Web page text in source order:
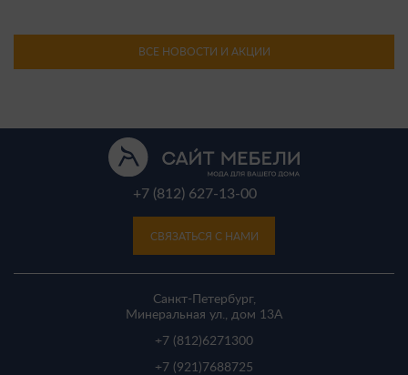
ВСЕ НОВОСТИ И АКЦИИ
+7 (812) 627-13-00
СВЯЗАТЬСЯ С НАМИ
Санкт-Петербург,
Минеральная ул., дом 13A
+7 (812)6271300
+7 (921) 7688725